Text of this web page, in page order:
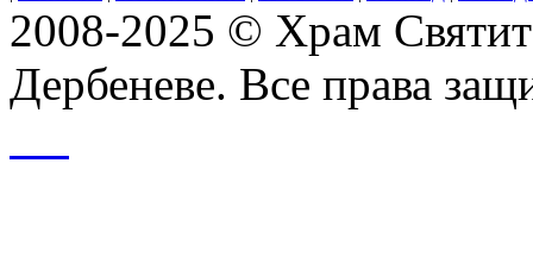
2008-2025 © Храм
Дербеневе. Все права